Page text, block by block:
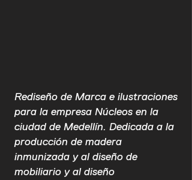
Rediseño de Marca e ilustraciones
para la empresa Núcleos en la
ciudad de Medellín. Dedicada a la
producción de madera
inmunizada y al diseño de
mobiliario y al diseño